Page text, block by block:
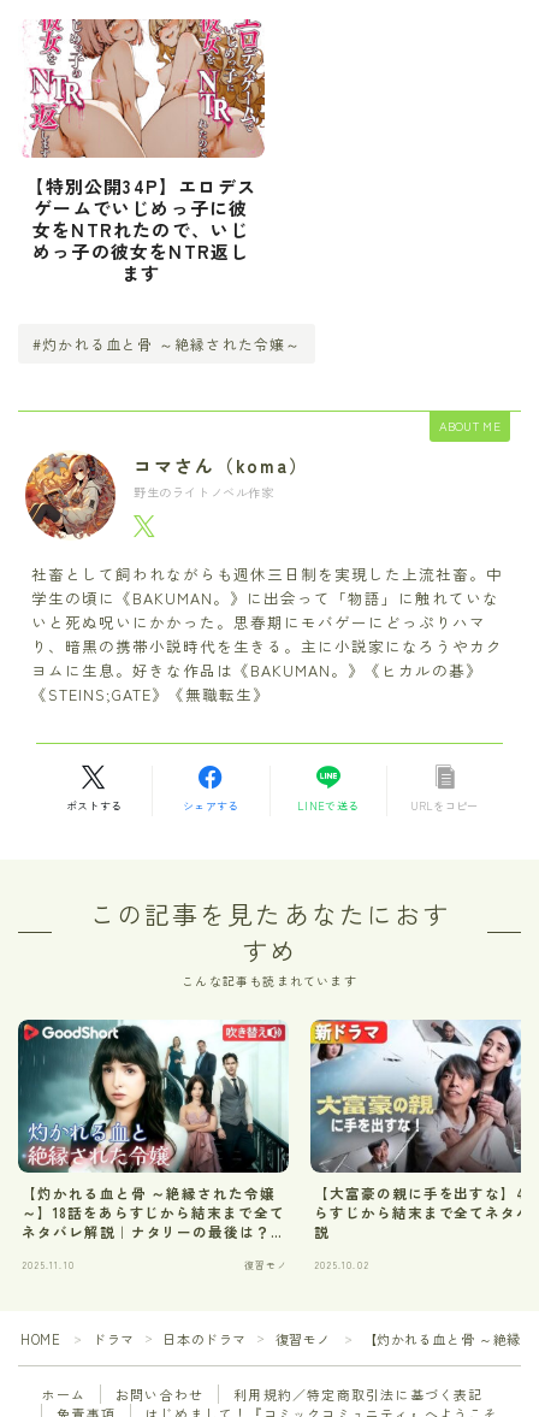
【特別公開34P】エロデス
ゲームでいじめっ子に彼
女をNTRれたので、いじ
めっ子の彼女をNTR返し
ます
#灼かれる血と骨 ～絶縁された令嬢～
ABOUT ME
コマさん（koma）
野生のライトノベル作家
社畜として飼われながらも週休三日制を実現した上流社畜。中
学生の頃に《BAKUMAN。》に出会って「物語」に触れていな
いと死ぬ呪いにかかった。思春期にモバゲーにどっぷりハマ
り、暗黒の携帯小説時代を生きる。主に小説家になろうやカク
ヨムに生息。好きな作品は《BAKUMAN。》《ヒカルの碁》
《STEINS;GATE》《無職転生》
ポストする シェアする LINEで送る URLをコピー
この記事を見たあなたにおす
すめ
こんな記事も読まれています
【灼かれる血と骨 ～絶縁された令嬢
～】18話をあらすじから結末まで全て
ネタバレ解説｜ナタリーの最後は？
2025.11.10 復習モノ
【大富豪の親に手を出すな】49
らすじから結末まで全てネタバ
説
2025.10.02
HOME ＞ ドラマ ＞ 日本のドラマ ＞ 復習モノ ＞ 【灼かれる血と骨 ～絶縁
ホーム お問い合わせ
利用規約／特定商取引法に基づく表記
免責事項
はじめまして！『コミックコミュニティ』へようこそ